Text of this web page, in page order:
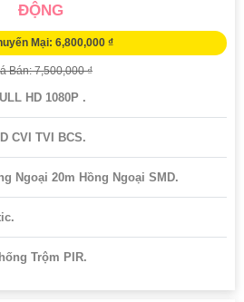
ĐỘNG
Mại: 6,800,000 ₫
Bán: 7,500,000 ₫
HD 1080P .
CVI TVI BCS.
Ngoại 20m Hồng Ngoại SMD.
Trộm PIR.